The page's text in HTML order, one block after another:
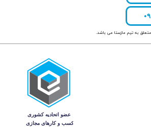
به تیم مازستا می باشد.